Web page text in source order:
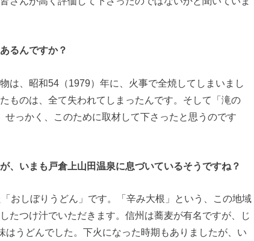
るんですか？
は、昭和54（1979）年に、火事で全焼してしまいまし
ものは、全て失われてしまったんです。そして「滝の
っかく、このために取材して下さったと思うのです
、いまも戸倉上山田温泉に息づいているそうですね？
おしぼりうどん」です。「辛み大根」という、この地域
たつけ汁でいただきます。信州は蕎麦が有名ですが、じ
はうどんでした。下火になった時期もありましたが、い